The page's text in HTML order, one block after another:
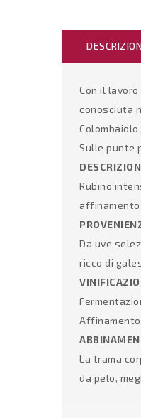
Con il
conosciuta
Sulle punte
Rubino
Da uve
ricco di
Affinamento
La trama
da pelo,